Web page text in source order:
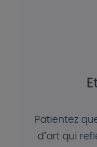
Patientez
d"art qui